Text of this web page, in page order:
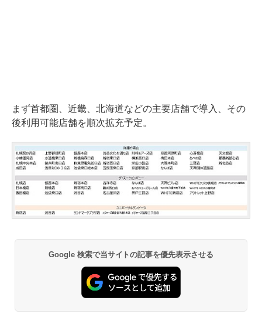
まず首都圏、近畿、北海道などの主要店舗で導入、その
後利用可能店舗を順次拡充予定。
Google 検索で当サイトの記事を優先表示させる